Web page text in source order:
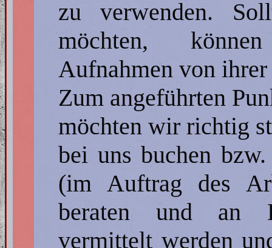
zu verwenden.
möchten,
Aufnahmen von
Zum angeführten
möchten wir richtig
bei uns buchen
(im Auftrag des
beraten und an
vermittelt werden